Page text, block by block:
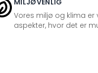
MILJØVENLIG
Vores miljø og klima
aspekter, hvor det er